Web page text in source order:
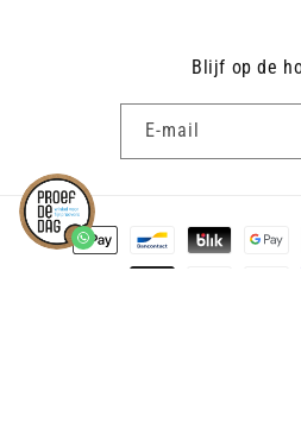
Blijf op de
E‑mail
Betaalmethoden